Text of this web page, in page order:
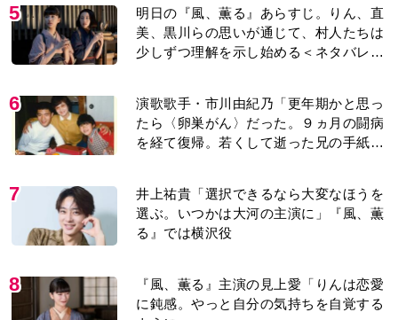
5
明日の『風、薫る』あらすじ。りん、直
美、黒川らの思いが通じて、村人たちは
少しずつ理解を示し始める＜ネタバレあ
6
演歌歌手・市川由紀乃「更年期かと思っ
たら〈卵巣がん〉だった。９ヵ月の闘病
を経て復帰。若くして逝った兄の手紙を
7
井上祐貴「選択できるなら大変なほうを
選ぶ。いつかは大河の主演に」『風、薫
る』では横沢役
8
『風、薫る』主演の見上愛「りんは恋愛
に鈍感。やっと自分の気持ちを自覚する